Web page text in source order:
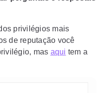
privilégios mais
de reputação você
mas aqui tem a